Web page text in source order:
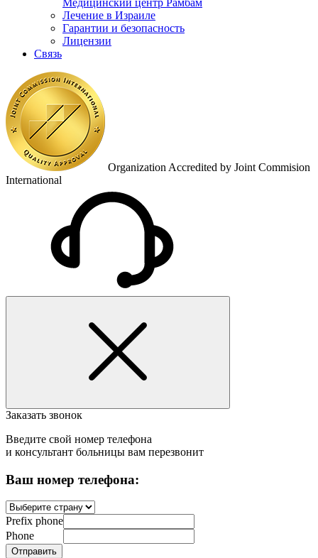
Медицинский центр Рамбам
Лечение в Израиле
Гарантии и безопасность
Лицензии
Связь
Organization Accredited by Joint Commision
International
Заказать звонок
Введите свой номер телефона
и консультант больницы вам перезвонит
Ваш номер телефона:
Prefix phone
Phone